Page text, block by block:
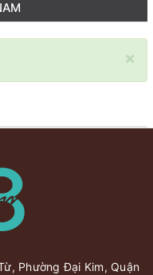
×
Phường Đại Kim, Quận